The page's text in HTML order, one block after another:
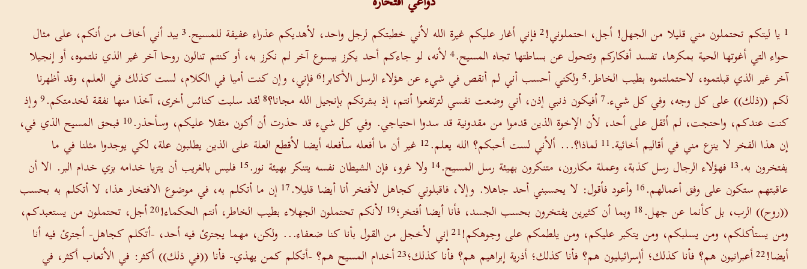
1 يا ليتكم تحتملون مني قليلا من الجهل! أجل، احتملوني!2فإني أغار عليكم غيرة الله لأني خطبتكم لرجل واحد، لأهديكم عذراء عفيفة للمسيح.3 بيد أني أخاف من أنكم، على مثال
حواء التي أغوتها الحية بمكرها، تفسد أفكاركم وتتحول عن بساطتها تجاه المسيح.4 لأنه، لو جاءكم أحد يكرز بيسوع آخر لم نكرز به، أو كنتم تنالون روحا آخر غير الذي نلتموه، أو إنجيلا
آخر غير الذي قبلتموه، لاحتملتموه بطيب الخاطر.5 ولكني أحسب أني لم أنقص في شيء عن هؤلاء الرسل الأكابر!6فإني، وإن كنت أميا في الكلام، لست كذلك في العلم، وقد أظهرنا
لكم ((ذلك)) على كل وجه، وفي كل شيء.7أفيكون ذنبي إذن، أني وضعت نفسي لترتفعوا أنتم، إذ بشرتكم بإنجيل الله مجانا؟8لقد سلبت كنائس أخرى، آخذا منها نفقة لخدمتكم.9وإذ
كنت عندكم، واحتجت، لم أثقل على أحد، لأن الإخوة الذين قدموا من مقدونية قد سدوا احتياجي. وفي كل شيء قد حذرت أن أكون مثقلا عليكم، وسأحذر.10 فبحق المسيح الذي في،
إن هذا الفخر لا ينزع مني في أقاليم أخائية.11 لماذا؟... ألأني لست أحبكم؟ الله يعلم.12 غير أن ما أفعله سأفعله أيضا لأقطع العلة على الذين يطلبون علة، لكي يوجدوا مثلنا في ما
يفتخرون به.13 فهؤلاء الرجال رسل كذبة، وعملة مكارون، متنكرون بهيئة رسل المسيح.14 ولا غرو، فإن الشيطان نفسه يتنكر بهيئة نور.15 فليس بالغريب أن يتزيا خدامه بزي خدام البر. الا أن
عاقبتهم ستكون على وفق أعمالهم.16 وأعود فأقول: لا يحسبني أحد جاهلا. وإلا، فاقبلوني كجاهل لأفتخر أنا أيضا قليلا.17 إن ما أتكلم به، في موضوع الافتخار هذا، لا أتكلم به بحسب
((روح)) الرب، بل كأنما عن جهل.18 وبما أن كثيرين يفتخرون بحسب الجسد، فأنا أيضا أفتخر؛19 لأنكم تحتملون الجهلاء بطيب الخاطر، أنتم الحكماء!20أجل، تحتملون من يستعبدكم،
ومن يستأكلكم، ومن يسلبكم، ومن يتكبر عليكم، ومن يلطمكم على وجوهكم!21إني لأخجل من القول بأنا كنا ضعفاء... ولكن، مهما يجترئ فيه أحد، -أتكلم كجاهل- أجترئ فيه أنا
أيضا!22أعبرانيون هم؟ فأنا كذلك؛ أإسرائيليون هم؟ فأنا كذلك؛ أذرية إبراهيم هم؟ فأنا كذلك؛23أخدام المسيح هم؟ -أتكلم كمن يهذي- فأنا ((في ذلك)) أكثر: في الأتعاب أكثر، في